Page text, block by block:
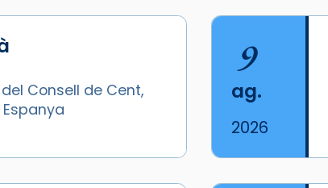
Consell de Cent,
9
ag.
2026